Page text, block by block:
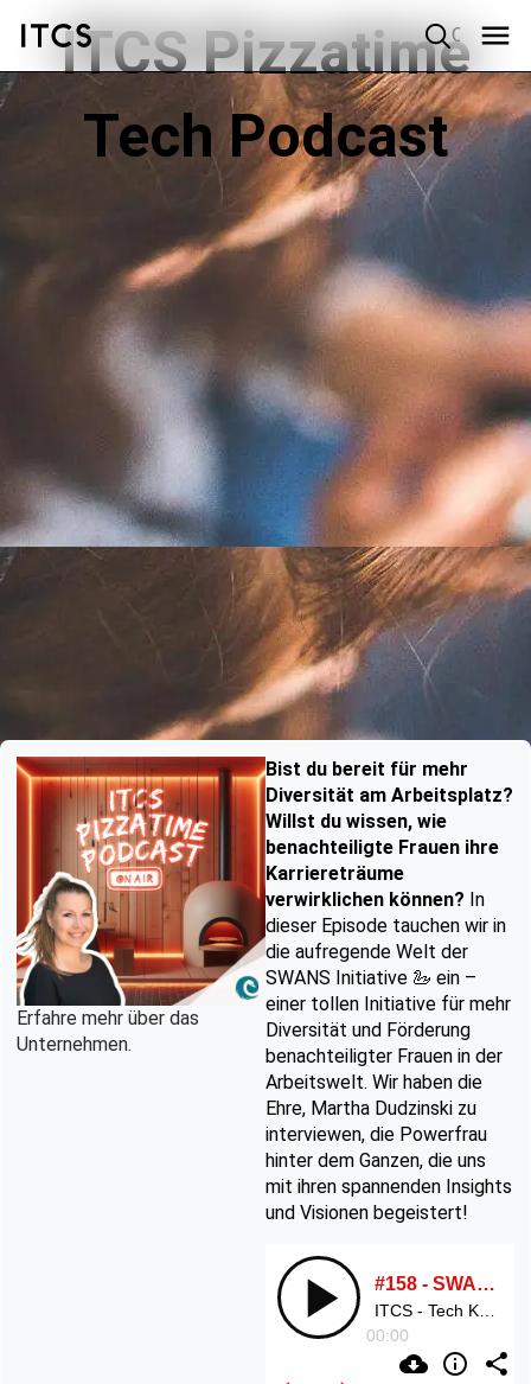
ITCS Pizzatime
Tech Podcast
Erfahre mehr über das
Unternehmen.
Bist du bereit für mehr
Diversität am Arbeitsplatz?
Willst du wissen, wie
benachteiligte Frauen ihre
Karriereträume
verwirklichen können? In
dieser Episode tauchen wir in
die aufregende Welt der
SWANS Initiative 🦢 ein –
einer tollen Initiative für mehr
Diversität und Förderung
benachteiligter Frauen in der
Arbeitswelt. Wir haben die
Ehre, Martha Dudzinski zu
interviewen, die Powerfrau
hinter dem Ganzen, die uns
mit ihren spannenden Insights
und Visionen begeistert!